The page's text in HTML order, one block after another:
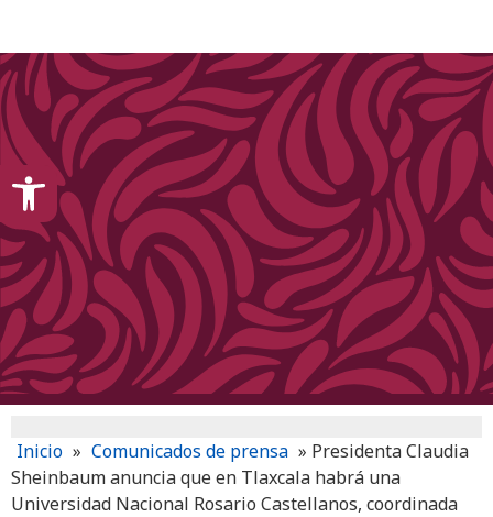
Inicio » Comunicados de prensa » Presidenta Claudia
Sheinbaum anuncia que en Tlaxcala habrá una
Universidad Nacional Rosario Castellanos, coordinada
Open toolbar